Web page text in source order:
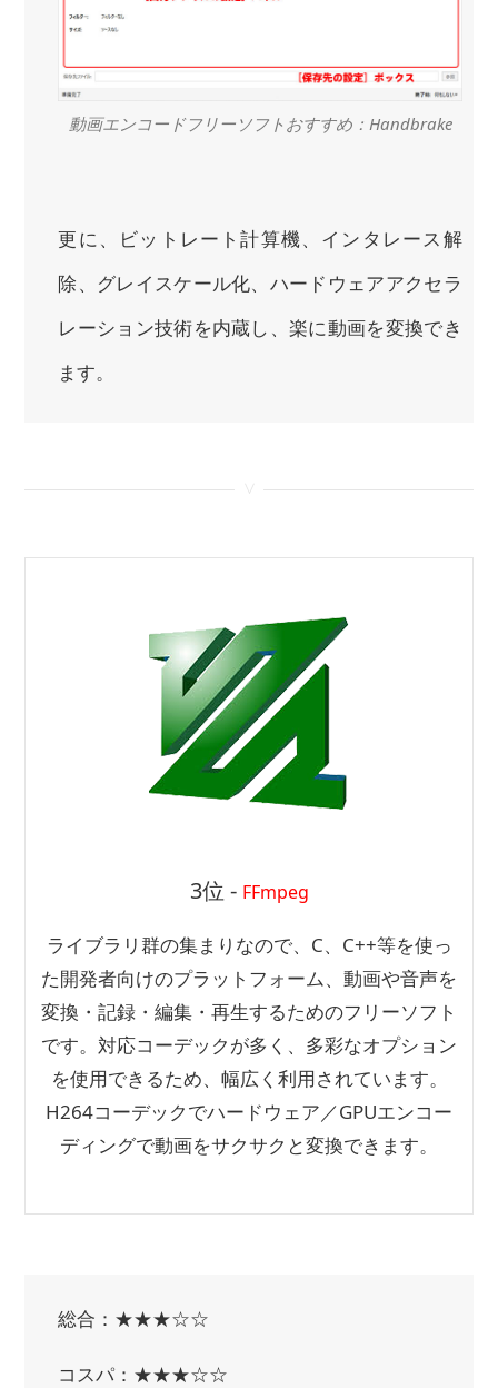
動画エンコードフリーソフトおすすめ：Handbrake
更に、ビットレート計算機、インタレース解
除、グレイスケール化、ハードウェアアクセラ
レーション技術を内蔵し、楽に動画を変換でき
ます。
3位 - FFmpeg
ライブラリ群の集まりなので、C、C++等を使っ
た開発者向けのプラットフォーム、動画や音声を
変換・記録・編集・再生するためのフリーソフト
です。対応コーデックが多く、多彩なオプション
を使用できるため、幅広く利用されています。
H264コーデックでハードウェア／GPUエンコー
ディングで動画をサクサクと変換できます。
総合：★★★☆☆
コスパ：★★★☆☆